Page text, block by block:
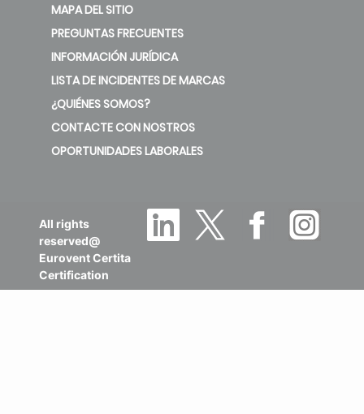
MAPA DEL SITIO
PREGUNTAS FRECUENTES
INFORMACIÓN JURÍDICA
LISTA DE INCIDENTES DE MARCAS
¿QUIÉNES SOMOS?
CONTACTE CON NOSTROS
OPORTUNIDADES LABORALES
All rights
reserved@
Eurovent Certita
Certification